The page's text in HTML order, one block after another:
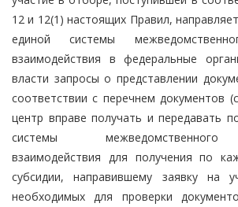
12 и 12(1) настоящих Правил,
единой системы
взаимодействия в федеральные
власти запросы о представлении
соответствии с перечнем документов
центр вправе получать и передавать
системы межведомственного
взаимодействия для получения по
субсидии, направившему заявку на
необходимых для проверки